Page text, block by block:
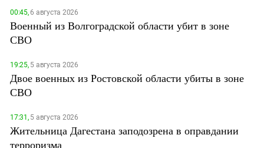
00:45,6 августа 2026
Военный из Волгоградской области убит в зоне
СВО
19:25,5 августа 2026
Двое военных из Ростовской области убиты в зоне
СВО
17:31,5 августа 2026
Жительница Дагестана заподозрена в оправдании
терроризма